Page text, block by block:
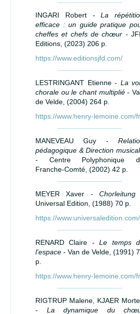
INGARI Robert -La
efficace : un guide pratique
cheffes et chefs de chœur -
Editions, (2023) 206 p.
https://www.editionsjfd.com/
LESTRINGANT Etienne - La
chorale ou le chant multiplié-
de Velde, (2004) 264 p.
https://www.henry-lemoine.com/
MANEVEAU Guy -
pédagogique & Direction
- Centre Polyphonique
Franche-Comté, (2002) 42 p.
MEYER Xaver - Chorleitung
Universal Edition, (1988) 70 p.
https://www.universaledition.com/
RENARD Claire -Le temps
l'espace - Van de Velde, (1991)
p.
https://www.henry-lemoine.com/
RIGTRUP Malene, KJAER
- La dynamique du